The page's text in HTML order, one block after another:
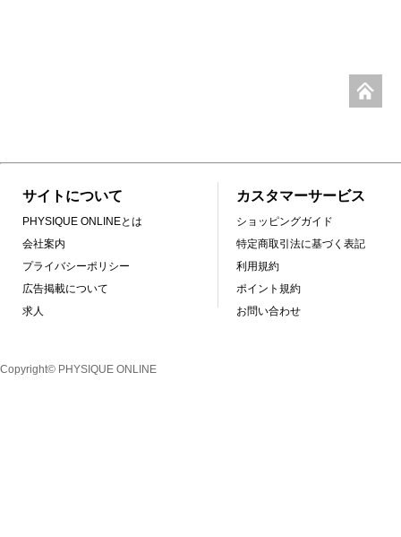
サイトについて
PHYSIQUE ONLINEとは
会社案内
プライバシーポリシー
広告掲載について
求人
カスタマーサービス
ショッピングガイド
特定商取引法に基づく表記
利用規約
ポイント規約
お問い合わせ
Copyright© PHYSIQUE ONLINE